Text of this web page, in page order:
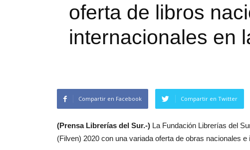
oferta de libros
internacionales en
Compartir en Facebook Compartir en Twitter
(Prensa Librerías del Sur.-) La Fundación Librerías del
(Filven) 2020 con una variada oferta de obras nacionales